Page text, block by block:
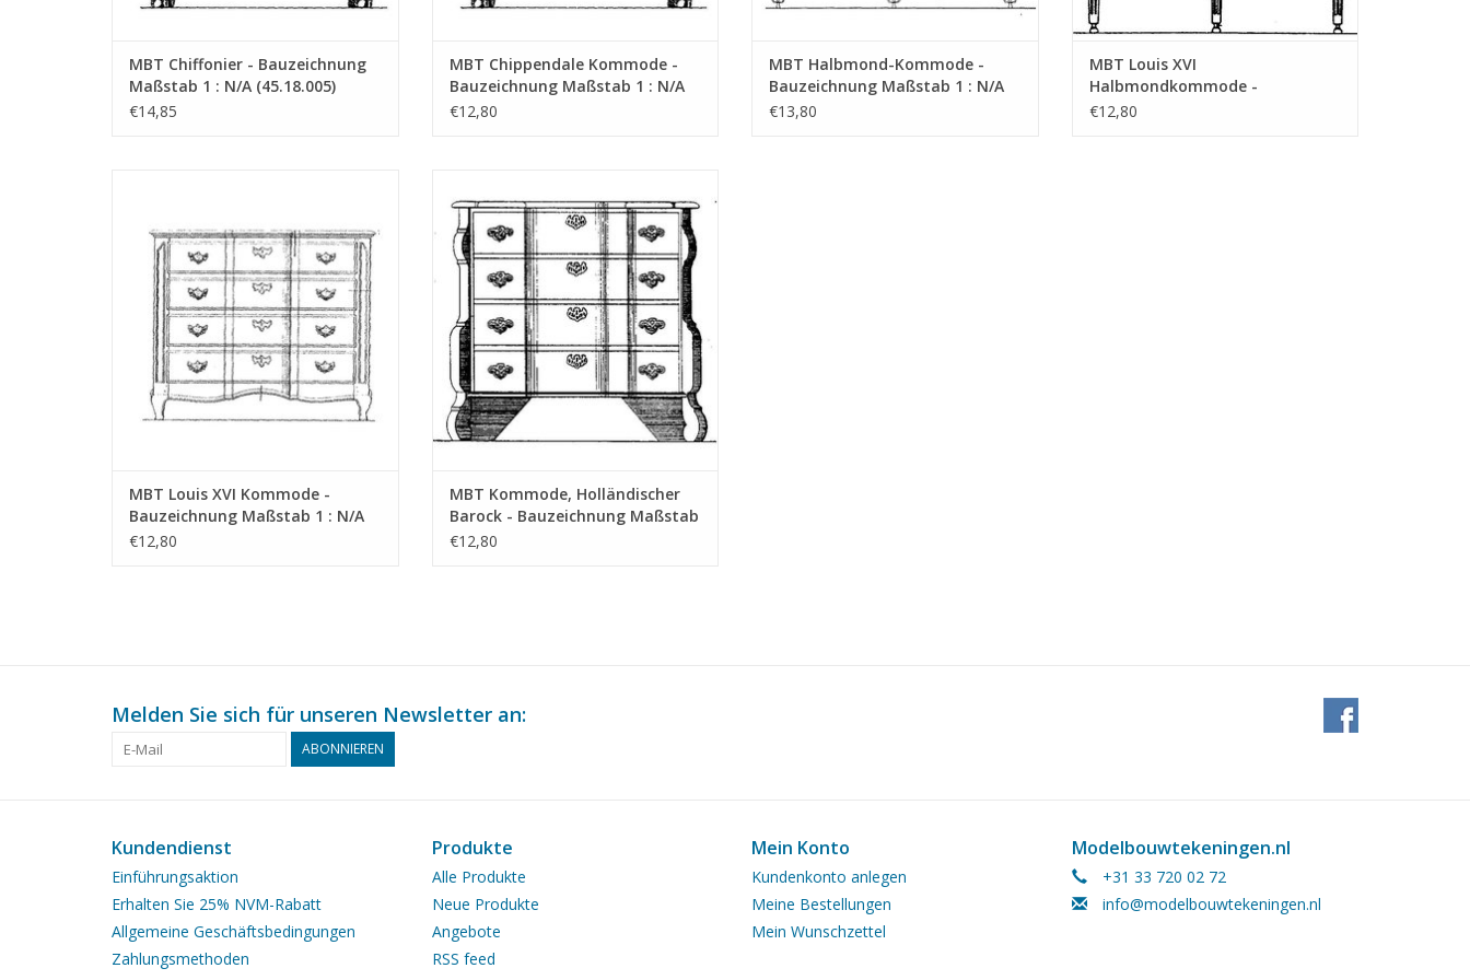
MBT Chiffonier - Bauzeichnung
Maßstab 1 : N/A (45.18.005)
€14,85
MBT Chippendale Kommode -
Bauzeichnung Maßstab 1 : N/A
(45.18.006)
€12,80
MBT Halbmond-Kommode -
Bauzeichnung Maßstab 1 : N/A
(45.18.008)
€13,80
MBT Louis XVI
Halbmondkommode -
Bauzeichnung Maßstab 1 : N/A
€12,80
ZUM WARENKORB HINZUFÜGEN
MBT Louis XVI Kommode -
Bauzeichnung Maßstab 1 : N/A
(45.18.010)
€12,80
Bauzeichnung Maßstab 1 : N/A (45.18.011)
ZUM WARENKORB HINZUFÜGEN
MBT Kommode, Holländischer
Barock - Bauzeichnung Maßstab
1 : N/A (45.18.011)
€12,80
Melden Sie sich für unseren Newsletter an:
ABONNIEREN
Kundendienst
Einführungsaktion
Erhalten Sie 25% NVM-Rabatt
Allgemeine Geschäftsbedingungen
Zahlungsmethoden
Produkte
Alle Produkte
Neue Produkte
Angebote
RSS feed
Mein Konto
Kundenkonto anlegen
Meine Bestellungen
Mein Wunschzettel
Modelbouwtekeningen.nl
+31 33 720 02 72
info@modelbouwtekeningen.nl